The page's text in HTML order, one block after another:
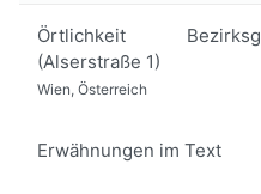
Örtlichkeit
(Alserstraße 1)
Wien, Österreich
Erwähnungen im Text